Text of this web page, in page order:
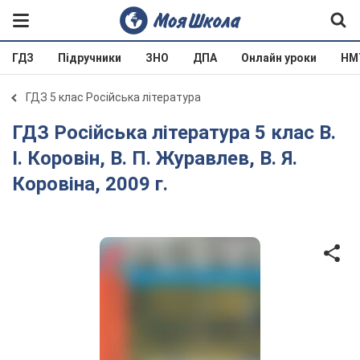
ГДЗ Підручники ЗНО ДПА Онлайн уроки
ГДЗ 5 клас Російська література
ГДЗ Російська література 5 клас В.
І. Коровін, В. П. Журавлев, В. Я.
Коровіна, 2009 г.